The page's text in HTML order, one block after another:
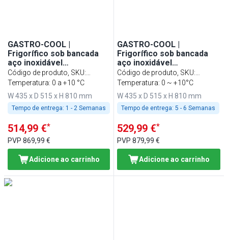
GASTRO-COOL |
Frigorífico sob bancada
aço inoxidável
“Werkstattwagen” - 50L -
com 1 porta
Código de produto, SKU:
KWBGC50
Temperatura: 0 a +10 °C
W 435 x D 515 x H 810 mm
Tempo de entrega: 1 - 2 Semanas
514,99 €*
PVP 869,99 €
Adicione ao carrinho
GASTRO-COOL |
Frigorífico sob bancada
aço inoxidável
“Werkstattwagen” - 50L -
com 1 porta
Código de produto, SKU:
KWSGC50
Temperatura: 0 ~ +10°C
W 435 x D 515 x H 810 mm
Tempo de entrega: 5 - 6 Semanas
529,99 €*
PVP879,99 €
Adicione ao carrinho